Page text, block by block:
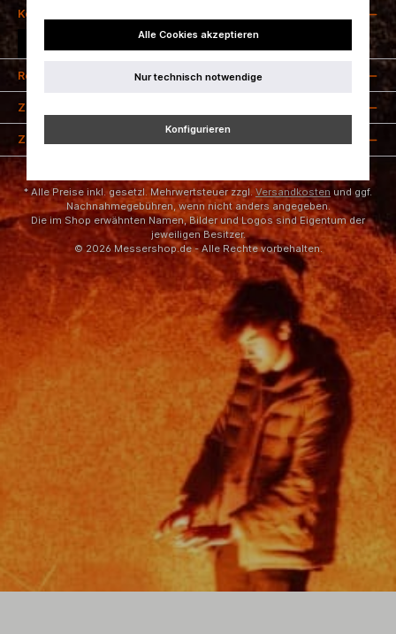
Kontakt
Rechtliches
Zahlungsarten
Zertifizierung
* Alle Preise inkl. gesetzl. Mehrwertsteuer zzgl. Versandkosten und ggf.
Nachnahmegebühren, wenn nicht anders angegeben.
Die im Shop erwähnten Namen, Bilder und Logos sind Eigentum der
jeweiligen Besitzer.
© 2026 Messershop.de - Alle Rechte vorbehalten.
Alle Cookies akzeptieren
Nur technisch notwendige
Konfigurieren